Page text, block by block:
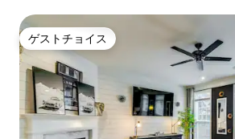
ゲストチョイス
ゲストチョイス